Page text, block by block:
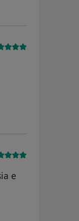
e
Luigia Cuozzo